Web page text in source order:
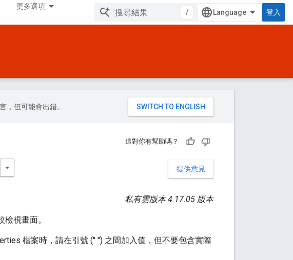
更多選項
/ 登入
，但可能會出錯。
這對你有幫助嗎？
提供意見
私有雲版本 4.17.05 版本
視畫面。
檔案時，請在引號 (" ") 之間加入值，但不要包含實際